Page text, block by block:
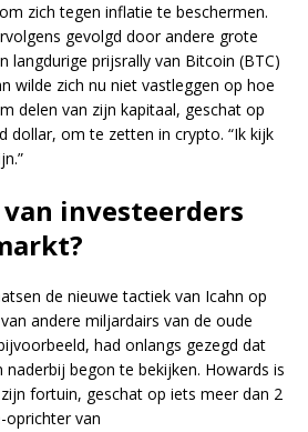
zich tegen inflatie te beschermen.
gevolgd door andere grote
langdurige prijsrally van Bitcoin (BTC)
wilde zich nu niet vastleggen op hoe
delen van zijn kapitaal, geschat op
dollar, om te zetten in crypto. “Ik kijk
investeerders
de nieuwe tactiek van Icahn op
andere miljardairs van de oude
had onlangs gezegd dat
begon te bekijken. Howards is
fortuin, geschat op iets meer dan 2
oprichter van